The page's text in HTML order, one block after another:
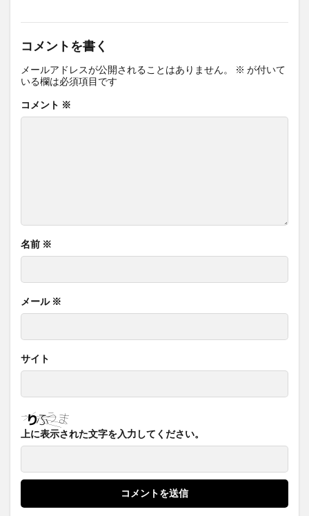
コメントを書く
メールアドレスが公開されることはありません。 ※ が付いて
いる欄は必須項目です
コメント ※
名前 ※
メール ※
サイト
上に表示された文字を入力してください。